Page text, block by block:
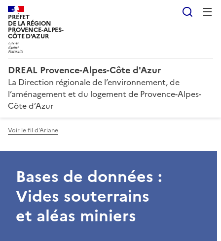
PRÉFET
DE LA RÉGION
PROVENCE-ALPES-
CÔTE D'AZUR
DREAL Provence-Alpes-Côte d'Azur
La Direction régionale de l’environnement, de
l’aménagement et du logement de Provence-Alpes-
Côte d’Azur
Voir le fil d'Ariane
Bases de données :
Vides souterrains
et aléas miniers